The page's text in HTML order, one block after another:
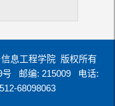
息工程学院 版权所有
号
邮编: 215009
电话:
68098063